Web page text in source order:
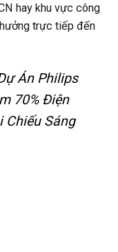
hay khu vực công
trực tiếp đến
Án Philips
70% Điện
Chiếu Sáng